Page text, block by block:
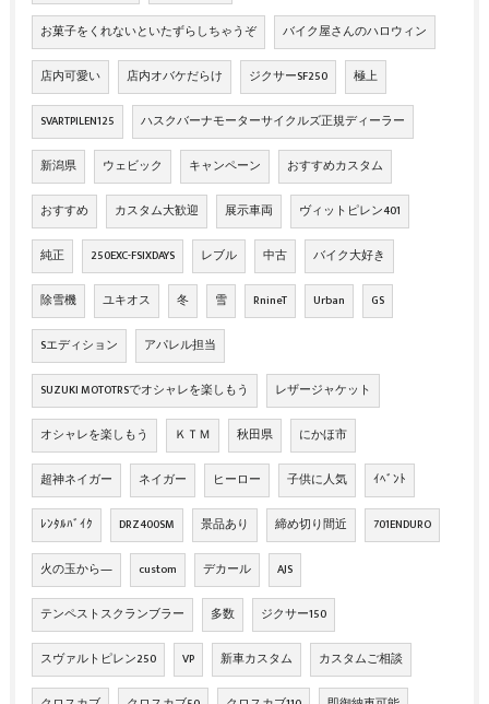
お菓子をくれないといたずらしちゃうぞ バイク屋さんのハロウィン
店内可愛い 店内オバケだらけ ジクサーSF250 極上
SVARTPILEN125 ハスクバーナモーターサイクルズ正規ディーラー
新潟県 ウェビック キャンペーン おすすめカスタム
おすすめ カスタム大歓迎 展示車両 ヴィットピレン401
純正 250EXC-FSIXDAYS レブル 中古 バイク大好き
除雪機 ユキオス 冬 雪 RnineT Urban GS
Sエディション アパレル担当
SUZUKI MOTOTRSでオシャレを楽しもう レザージャケット
オシャレを楽しもう ＫＴＭ 秋田県 にかほ市
超神ネイガー ネイガー ヒーロー 子供に人気 ｲﾍﾞﾝﾄ
ﾚﾝﾀﾙﾊﾞｲｸ DRZ400SM 景品あり 締め切り間近 701ENDURO
火の玉から― custom デカール AJS
テンペストスクランブラー 多数 ジクサー150
スヴァルトピレン250 VP 新車カスタム カスタムご相談